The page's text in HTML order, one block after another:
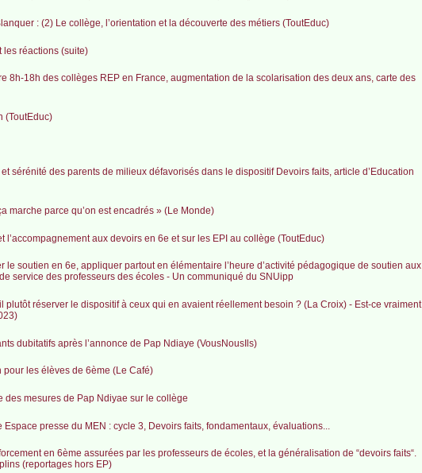
: (2) Le collège, l’orientation et la découverte des métiers (ToutEduc)
les réactions (suite)
8h-18h des collèges REP en France, augmentation de la scolarisation des deux ans, carte des
(ToutEduc)
sérénité des parents de milieux défavorisés dans le dispositif Devoirs faits, article d’Education
marche parce qu’on est encadrés » (Le Monde)
l’accompagnement aux devoirs en 6e et sur les EPI au collège (ToutEduc)
le soutien en 6e, appliquer partout en élémentaire l’heure d’activité pédagogique de soutien aux
service des professeurs des écoles - Un communiqué du SNUipp
plutôt réserver le dispositif à ceux qui en avaient réellement besoin ? (La Croix) - Est-ce vraiment
dubitatifs après l’annonce de Pap Ndiaye (VousNousIls)
les élèves de 6ème (Le Café)
des mesures de Pap Ndiyae sur le collège
presse du MEN : cycle 3, Devoirs faits, fondamentaux, évaluations...
en 6ème assurées par les professeurs de écoles, et la généralisation de “devoirs faits“.
(reportages hors EP)